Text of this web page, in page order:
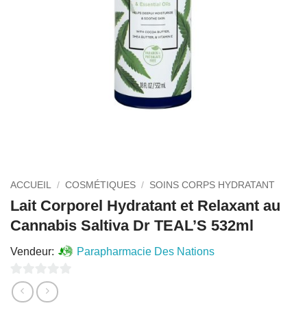
ACCUEIL / COSMÉTIQUES / SOINS CORPS HYDRATANT
Lait Corporel Hydratant et Relaxant au
Cannabis Saltiva Dr TEAL’S 532ml
Vendeur: Parapharmacie Des Nations
0
sur